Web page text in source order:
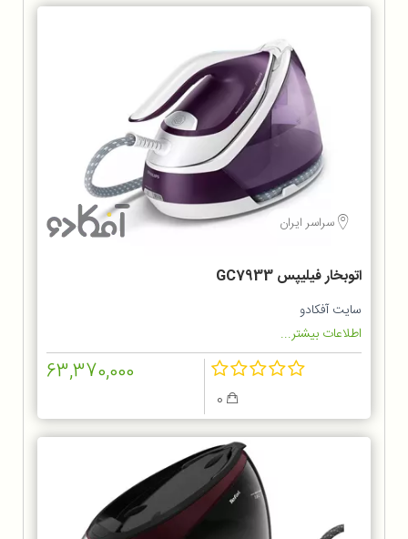
سراسر ایران
اتوبخار فیلیپس GC7933
سایت آفکادو
اطلاعات بیشتر...
63,370,000